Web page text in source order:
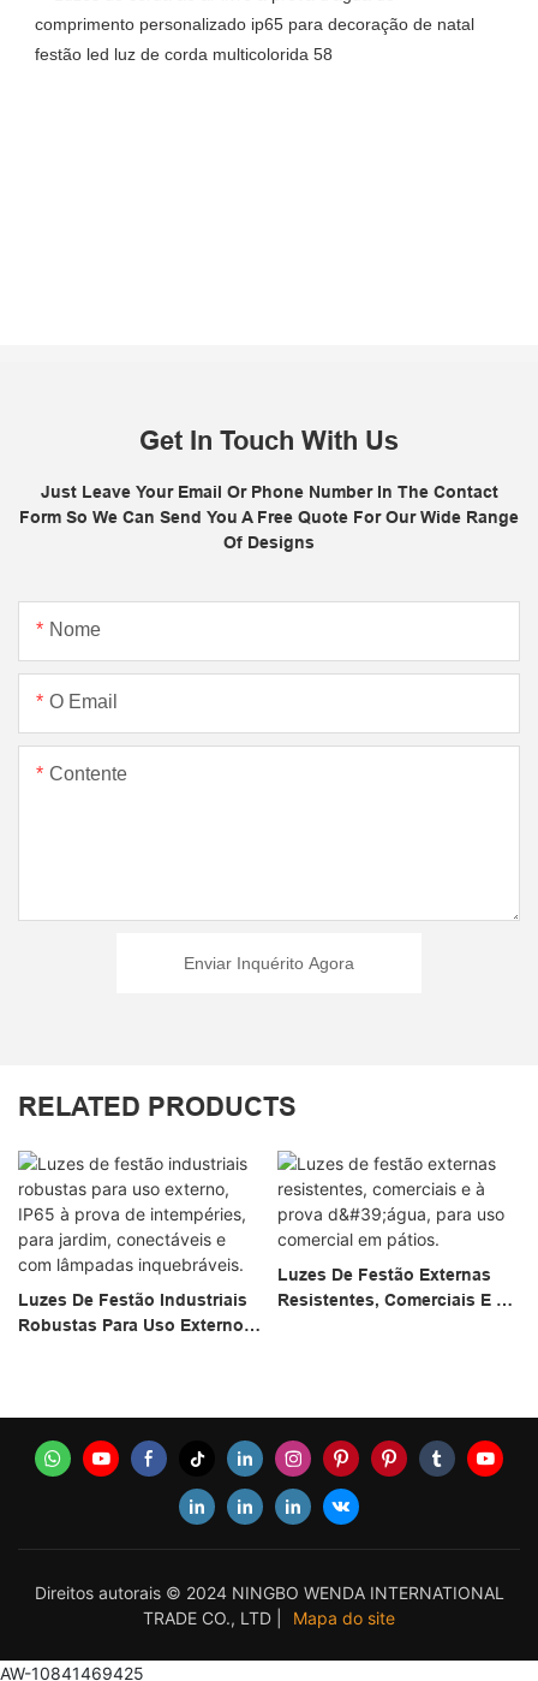
Get In Touch With Us
Just Leave Your Email Or Phone Number In The Contact
Form So We Can Send You A Free Quote For Our Wide Range
Of Designs
Nome
O Email
Contente
Enviar Inquérito Agora
RELATED PRODUCTS
Luzes De Festão Industriais
Robustas Para Uso Externo,
Luzes De Festão Externas
Resistentes, Comerciais E À
Direitos autorais © 2024 NINGBO WENDA INTERNATIONAL
TRADE CO., LTD |
Mapa do site
AW-10841469425